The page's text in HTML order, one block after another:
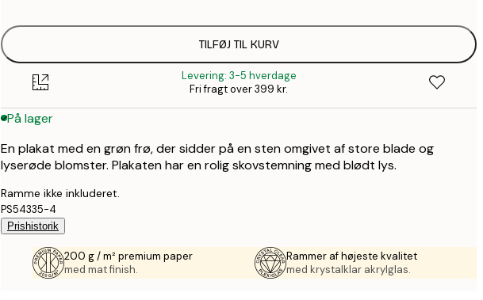
TILFØJ TIL KURV
Levering: 3-5 hverdage
Fri fragt over 399 kr.
På lager
En plakat med en grøn frø, der sidder på en sten omgivet af store blade og
lyserøde blomster. Plakaten har en rolig skovstemning med blødt lys.
Ramme ikke inkluderet.
PS54335-4
Prishistorik
200 g / m² premium paper
med mat finish.
Rammer af højeste kvalitet
med krystalklar akrylglas.